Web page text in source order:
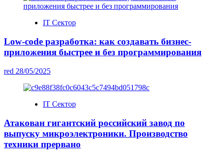
IT Сектор
Low-code разработка: как создавать бизнес-
приложения быстрее и без программирования
red 28/05/2025
IT Сектор
Атакован гигантский российский завод по
выпуску микроэлектроники. Производство
техники прервано